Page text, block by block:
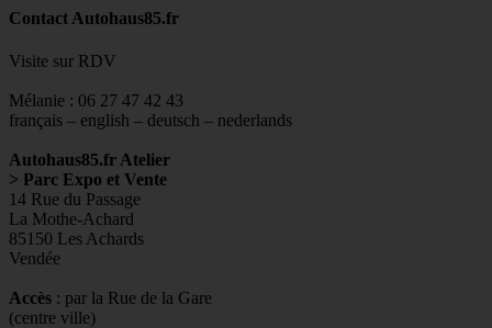
Contact Autohaus85.fr
Visite sur RDV
Mélanie : 06 27 47 42 43
français – english – deutsch – nederlands
Autohaus85.fr Atelier
> Parc Expo et Vente
14 Rue du Passage
La Mothe-Achard
85150 Les Achards
Vendée
Accès : par la Rue de la Gare
(centre ville)